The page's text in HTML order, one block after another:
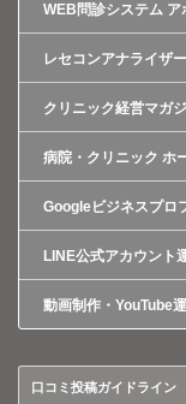
WEB問診システム ア
レセコンアナライザー
クリニック経営マガ
病院・クリニック ホ
Googleビジネスプロ
LINE公式アカウント
動画制作・YouTube
口コミ投稿ガイドライン